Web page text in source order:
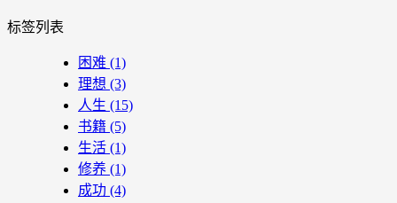
标签列表
困难 (1)
理想 (3)
人生 (15)
书籍 (5)
生活 (1)
修养 (1)
成功 (4)